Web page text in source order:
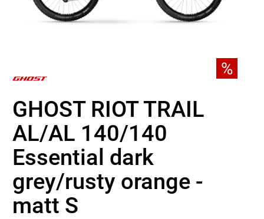
GHOST RIOT TRAIL
AL/AL 140/140
Essential dark
grey/rusty orange -
matt S